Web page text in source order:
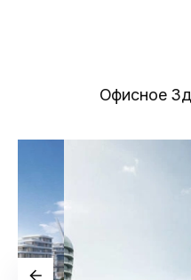
Новости
Галерея
Офисное